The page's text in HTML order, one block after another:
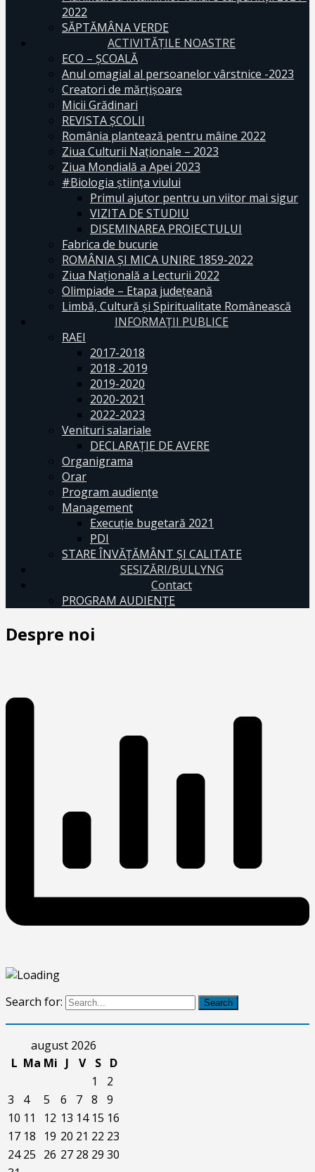
2022
SĂPTĂMÂNA VERDE
ACTIVITĂȚILE NOASTRE
ECO – ŞCOALĂ
Anul omagial al persoanelor vârstnice -2023
Creatori de mărțișoare
Micii Grădinari
REVISTA ŞCOLII
România plantează pentru mâine 2022
Ziua Culturii Naționale – 2023
Ziua Mondială a Apei 2023
#Biologia știința viului
Primul ajutor pentru un viitor mai sigur
VIZITA DE STUDIU
DISEMINAREA PROIECTULUI
Fabrica de bucurie
ROMÂNIA ŞI MICA UNIRE 1859-2022
Ziua Naţională a Lecturii 2022
Olimpiade – Etapa judeţeană
Limbă, Cultură și Spiritualitate Românească
INFORMAŢII PUBLICE
RAEI
2017-2018
2018 -2019
2019-2020
2020-2021
2022-2023
Venituri salariale
DECLARAŢIE DE AVERE
Organigrama
Orar
Program audiențe
Management
Execuţie bugetară 2021
PDI
STARE ÎNVĂȚĂMÂNT ȘI CALITATE
SESIZĂRI/BULLYNG
Contact
PROGRAM AUDIENŢE
Despre noi
Search for: Search
august 2026
L Ma Mi J V S
D
1
2
3
4 5 6 7 8
9
10 11 12 13 14 15 16
17 18 19 20 21 22 23
24 25 26 27 28 29 30